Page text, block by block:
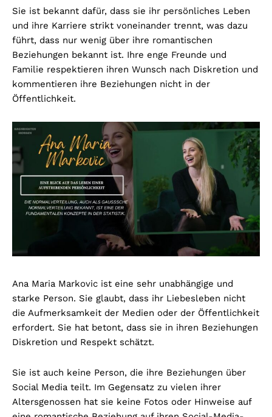
Sie ist bekannt dafür, dass sie ihr persönliches Leben
und ihre Karriere strikt voneinander trennt, was dazu
führt, dass nur wenig über ihre romantischen
Beziehungen bekannt ist. Ihre enge Freunde und
Familie respektieren ihren Wunsch nach Diskretion und
kommentieren ihre Beziehungen nicht in der
Öffentlichkeit.
Ana Maria Markovic ist eine sehr unabhängige und
starke Person. Sie glaubt, dass ihr Liebesleben nicht
die Aufmerksamkeit der Medien oder der Öffentlichkeit
erfordert. Sie hat betont, dass sie in ihren Beziehungen
Diskretion und Respekt schätzt.
Sie ist auch keine Person, die ihre Beziehungen über
Social Media teilt. Im Gegensatz zu vielen ihrer
Altersgenossen hat sie keine Fotos oder Hinweise auf